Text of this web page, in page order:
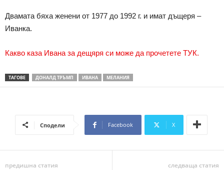
Двамата бяха женени от 1977 до 1992 г. и имат дъщеря –
Иванка.
Какво каза Ивана за дещяря си може да прочетете ТУК.
ТАГОВЕ ДОНАЛД ТРЪМП ИВАНА МЕЛАНИЯ
Сподели Facebook X
предишна статия следваща статия